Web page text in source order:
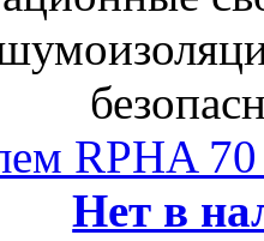
RPHA
Нет в